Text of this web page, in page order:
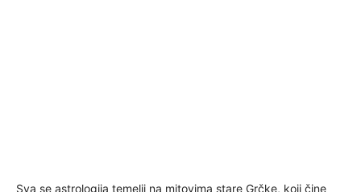
Sva se astrologija temelji na mitovima stare Grčke, koji čine